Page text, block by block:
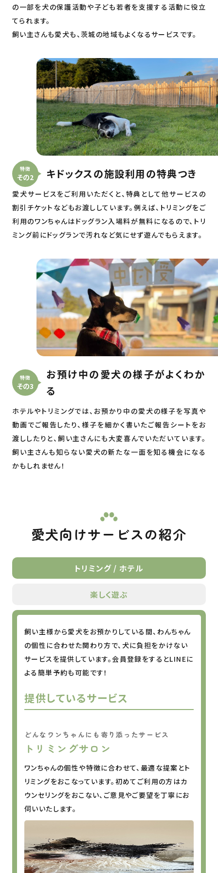
の一部を犬の保護活動や子ども若者を支援する活動に役立
てられます。
飼い主さんも愛犬も、茨城の地域もよくなるサービスです。
特徴
その2 キドックスの施設利用の特典つき
愛犬サービスをご利用いただくと、特典として他サービスの
割引チケットなどもお渡ししています。例えば、トリミングをご
利用のワンちゃんはドッグラン入場料が無料になるので、トリ
ミング前にドッグランで汚れなど気にせず遊んでもらえます。
特徴
その3
お預け中の愛犬の様子がよくわか
る
ホテルやトリミングでは、お預かり中の愛犬の様子を写真や
動画でご報告したり、様子を細かく書いたご報告シートをお
渡ししたりと、飼い主さんにも大変喜んでいただいています。
飼い主さんも知らない愛犬の新たな一面を知る機会になる
かもしれません！
愛犬向けサービスの紹介
トリミング / ホテル
楽しく遊ぶ
飼い主様から愛犬をお預かりしている間、わんちゃん
の個性に合わせた関わり方で、犬に負担をかけない
サービスを提供しています。会員登録をするとLINEに
よる簡単予約も可能です！
提供しているサービス
どんなワンちゃんにも寄り添ったサービス
トリミングサロン
ワンちゃんの個性や特徴に合わせて、最適な提案とト
リミングをおこなっています。初めてご利用の方はカ
ウンセリングをおこない、ご意見やご要望を丁寧にお
伺いいたします。